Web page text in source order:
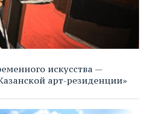
искусства —
арт-резиденции»